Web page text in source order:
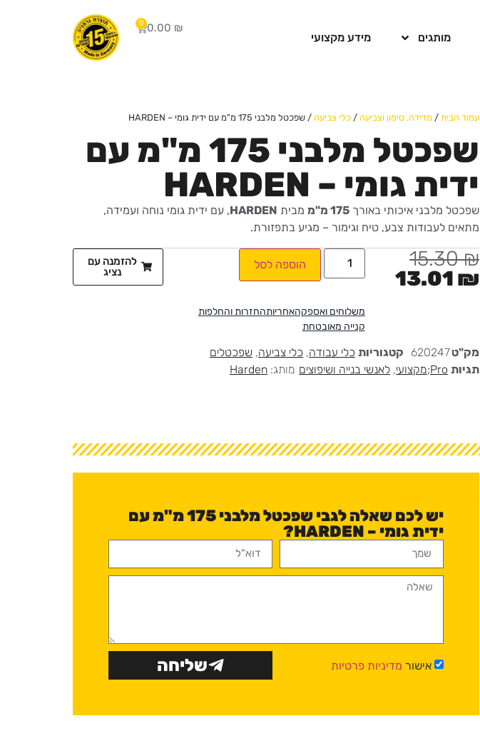
מותגים מידע מקצועי
0.00 ₪
0
עמוד הבית / מדידה, סימון וצביעה / כלי צביעה / שפכטל מלבני 175 מ"מ עם ידית גומי – HARDEN
שפכטל מלבני 175 מ"מ עם
ידית גומי – HARDEN
שפכטל מלבני איכותי באורך 175 מ"מ מבית HARDEN, עם ידית גומי נוחה ועמידה,
מתאים לעבודות צבע, טיח וגימור – מגיע בתפזורת.
15.30₪
13.01 ₪
הוספה לסל
משלוחים ואספקהאחריותהחזרות והחלפות
קנייה מאובטחת
להזמנה עם
נציג
מק"ט620247 קטגוריות כלי עבודה, כלי צביעה, שפכטלים
תגיות Pro;מקצועי , לאנשי בנייה ושיפוצים מותג: Harden
יש לכם שאלה לגבי שפכטל מלבני 175 מ"מ עם
ידית גומי – HARDEN?
אישור מדיניות פרטיות שליחה